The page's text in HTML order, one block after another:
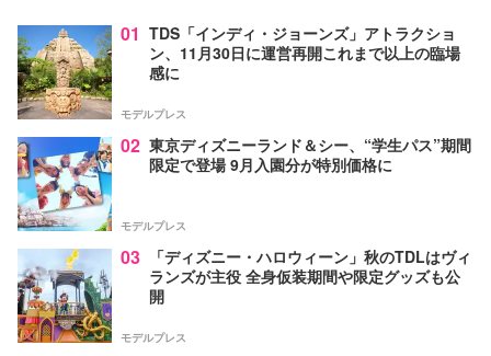
01 TDS「インディ・ジョーンズ」アトラクショ
ン、11月30日に運営再開これまで以上の臨場
感に
モデルプレス
02 東京ディズニーランド＆シー、“学生パス”期間
限定で登場 9月入園分が特別価格に
モデルプレス
03
「ディズニー・ハロウィーン」秋のTDLはヴィ
ランズが主役 全身仮装期間や限定グッズも公
開
モデルプレス